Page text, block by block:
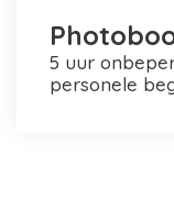
5 uur onbeperkt foto's maken en printen +
personele